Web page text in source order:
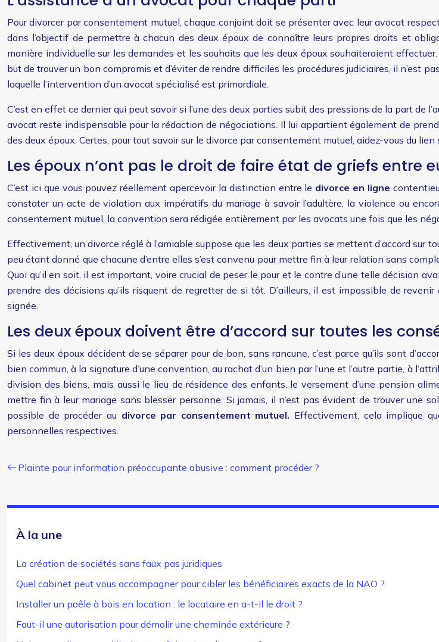
Pour divorcer par consentement mutuel, chaque conjoint doit se présenter avec leur avocat
dans l’objectif de permettre à chacun des deux époux de connaître leurs propres droits et
manière individuelle sur les demandes et les souhaits que les deux époux souhaiteraient
but de trouver un bon compromis et d’éviter de rendre difficiles les procédures judiciaires, il n’est
laquelle l’intervention d’un avocat spécialisé est primordiale.
C’est en effet ce dernier qui peut savoir si l’une des deux parties subit des pressions de la part de
avocat reste indispensable pour la rédaction de négociations. Il lui appartient également de
des deux époux. Certes, pour tout savoir sur le divorce par consentement mutuel, aidez-vous du lien
Les époux n’ont pas le droit de faire état de griefs entre
C’est ici que vous pouvez réellement apercevoir la distinction entre le divorce en ligne
constater un acte de violation aux impératifs du mariage à savoir l’adultère, la violence ou
consentement mutuel, la convention sera rédigée entièrement par les avocats une fois que les
Effectivement, un divorce réglé à l’amiable suppose que les deux parties se mettent d’accord
peu étant donné que chacune d’entre elles s’est convenu pour mettre fin à leur relation sans
Quoi qu’il en soit, il est important, voire crucial de peser le pour et le contre d’une telle décision
prendre des décisions qu’ils risquent de regretter de si tôt. D’ailleurs, il est impossible de
signée.
Les deux époux doivent être d’accord sur toutes les
Si les deux époux décident de se séparer pour de bon, sans rancune, c’est parce qu’ils sont
bien commun, à la signature d’une convention, au rachat d’un bien par l’une et l’autre partie, à
division des biens, mais aussi le lieu de résidence des enfants, le versement d’une pension
mettre fin à leur mariage sans blesser personne. Si jamais, il n’est pas évident de trouver une
possible de procéder au divorce par consentement mutuel. Effectivement, cela implique
personnelles respectives.
Plainte pour information préoccupante abusive : comment procéder ?
À la une
La création de sociétés sans faux pas juridiques
Quel cabinet peut vous accompagner pour cibler les bénéficiaires exacts de la NAO ?
Installer un poêle à bois en location : le locataire en a-t-il le droit ?
Faut-il une autorisation pour démolir une cheminée extérieure ?